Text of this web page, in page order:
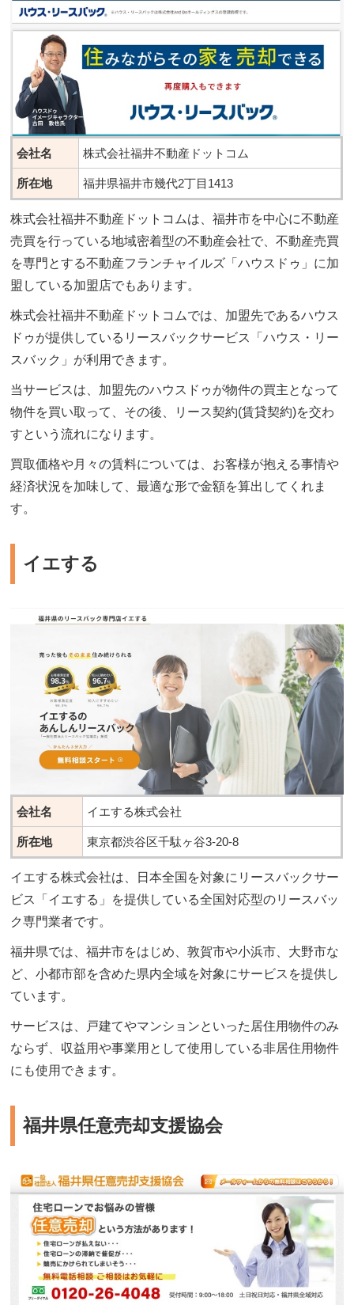
会社名 株式会社福井不動産ドットコム
所在地 福井県福井市幾代2丁目1413
株式会社福井不動産ドットコムは、福井市を中心に不動産
売買を行っている地域密着型の不動産会社で、不動産売買
を専門とする不動産フランチャイルズ「ハウスドゥ」に加
盟している加盟店でもあります。
株式会社福井不動産ドットコムでは、加盟先であるハウス
ドゥが提供しているリースバックサービス「ハウス・リー
スバック」が利用できます。
当サービスは、加盟先のハウスドゥが物件の買主となって
物件を買い取って、その後、リース契約(賃貸契約)を交わ
すという流れになります。
買取価格や月々の賃料については、お客様が抱える事情や
経済状況を加味して、最適な形で金額を算出してくれま
す。
イエする
会社名 イエする株式会社
所在地 東京都渋谷区千駄ヶ谷3-20-8
イエする株式会社は、日本全国を対象にリースバックサー
ビス「イエする」を提供している全国対応型のリースバッ
ク専門業者です。
福井県では、福井市をはじめ、敦賀市や小浜市、大野市な
ど、小都市部を含めた県内全域を対象にサービスを提供し
ています。
サービスは、戸建てやマンションといった居住用物件のみ
ならず、収益用や事業用として使用している非居住用物件
にも使用できます。
福井県任意売却支援協会